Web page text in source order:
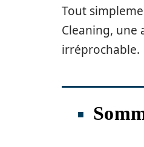
Tout
Cleaning,
irréprochable.